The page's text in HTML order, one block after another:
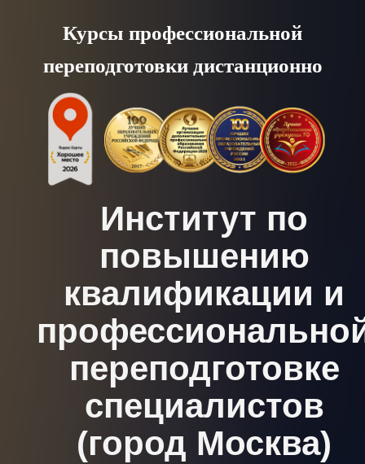
content
Курсы профессиональной
переподготовки дистанционно
Институт по
повышению
квалификации и
переподготовке
специалистов
(город Москва)